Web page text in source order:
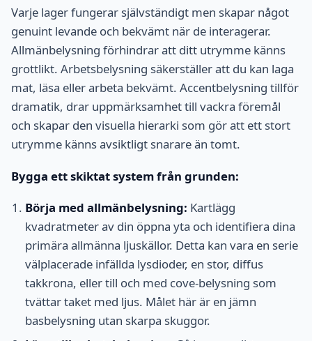
Varje lager fungerar självständigt men skapar något
genuint levande och bekvämt när de interagerar.
Allmänbelysning förhindrar att ditt utrymme känns
grottlikt. Arbetsbelysning säkerställer att du kan laga
mat, läsa eller arbeta bekvämt. Accentbelysning tillför
dramatik, drar uppmärksamhet till vackra föremål
och skapar den visuella hierarki som gör att ett stort
utrymme känns avsiktligt snarare än tomt.
Bygga ett skiktat system från grunden:
Börja med allmänbelysning: Kartlägg
kvadratmeter av din öppna yta och identifiera dina
primära allmänna ljuskällor. Detta kan vara en serie
välplacerade infällda lysdioder, en stor, diffus
takkrona, eller till och med cove-belysning som
tvättar taket med ljus. Målet här är en jämn
basbelysning utan skarpa skuggor.